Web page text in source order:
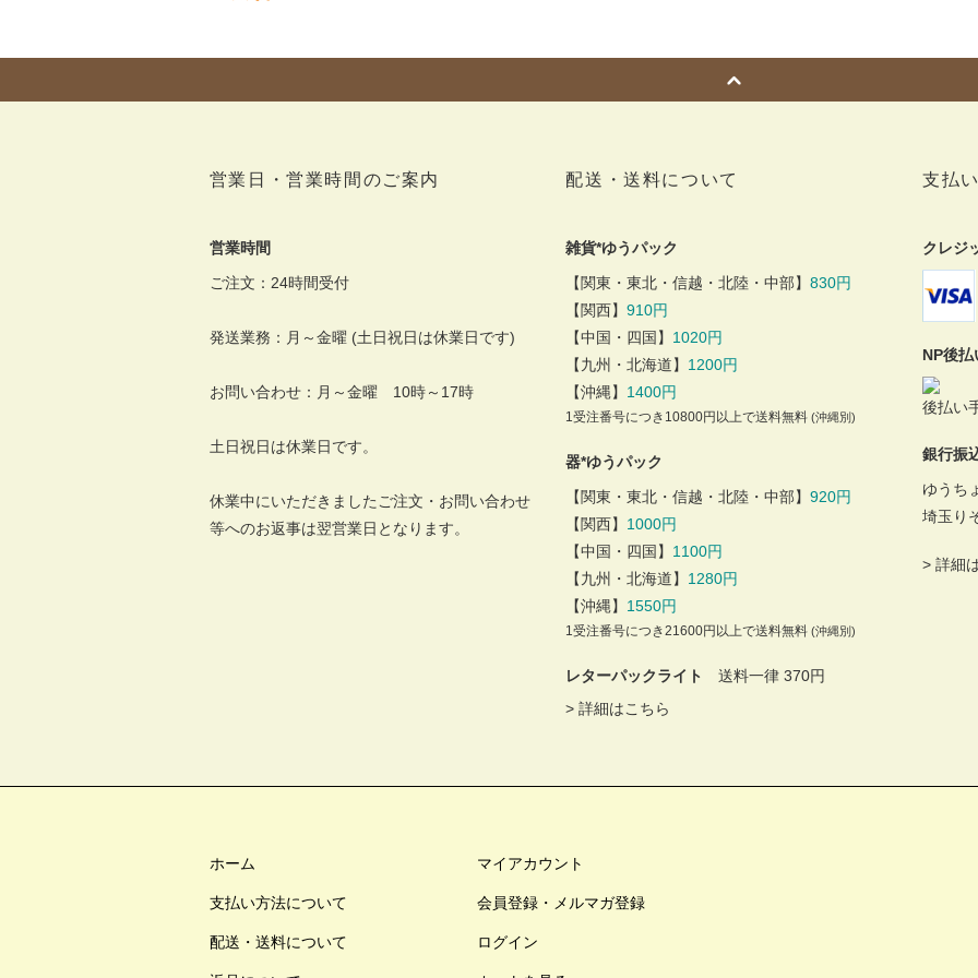
営業日・営業時間のご案内
営業時間
ご注文：24時間受付
発送業務：月～金曜 (土日祝日は休業日です)
お問い合わせ：月～金曜 10時～17時
土日祝日は休業日です。
休業中にいただきましたご注文・お問い合わせ
等へのお返事は翌営業日となります。
配送・送料について
雑貨*ゆうパック
【関東・東北・信越・北陸・中部】830円
【関西】910円
【中国・四国】 1020円
【九州・北海道】 1200円
【沖縄】 1400円
1受注番号につき10800円以上で送料無料 (沖縄別)
器*ゆうパック
【関東・東北・信越・北陸・中部】920円
【関西】 1000円
【中国・四国】 1100円
【九州・北海道】 1280円
【沖縄】 1550円
1受注番号につき21600円以上で送料無料 (沖縄別)
レターパックライト送料一律 370円
>詳細はこちら
支払
クレジ
NP後払
後払い
銀行振
ゆうち
埼玉り
>詳細
ホーム
支払い方法について
配送・送料について
マイアカウント
会員登録・メルマガ登録
ログイン